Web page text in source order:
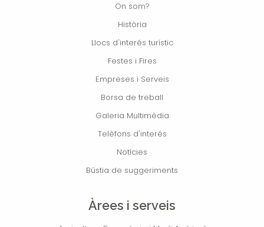
On som?
Història
Llocs d'interés turístic
Festes i Fires
Empreses i Serveis
Borsa de treball
Galeria Multimèdia
Telèfons d'interés
Notícies
Bústia de suggeriments
Àrees i serveis